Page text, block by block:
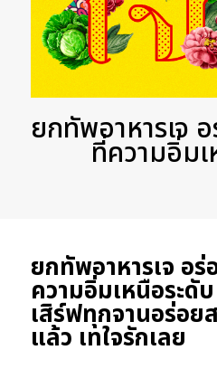
ยกทัพอาหารเจ
ที่ความอิ่ม
ยกทัพอาหารเจ อ
ความอิ่มเหนือระดับ
เสิร์ฟทุกจานอร่อย
แล้ว เทใจรักเลย